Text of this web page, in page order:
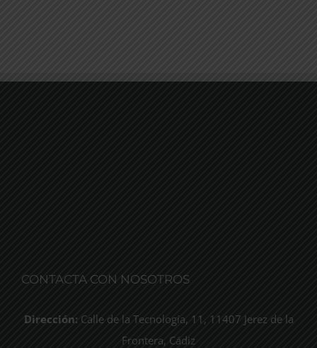
CONTACTA CON NOSOTROS
Dirección: Calle de la Tecnología, 11, 11407 Jerez de la
Frontera, Cádiz